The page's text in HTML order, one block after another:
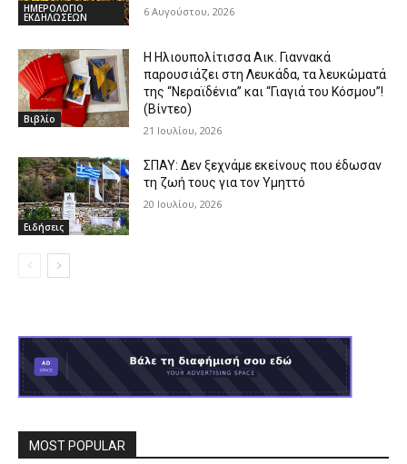
ΗΜΕΡΟΛΟΓΙΟ
ΕΚΔΗΛΩΣΕΩΝ 6 Αυγούστου, 2026
Βιβλίο
Η Ηλιουπολίτισσα Αικ. Γιαννακά
παρουσιάζει στη Λευκάδα, τα λευκώματά
της “Νεραϊδένια” και “Γιαγιά του Κόσμου”!
(Βίντεο)
21 Ιουλίου, 2026
Ειδήσεις
ΣΠΑΥ: Δεν ξεχνάμε εκείνους που έδωσαν
τη ζωή τους για τον Υμηττό
20 Ιουλίου, 2026
MOST POPULAR